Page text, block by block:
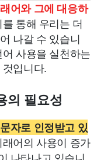
어와 그에 대응하
를 통해 우리는 더
나갈 수 있습니
사용을 실천하는
입니다.
의 필요성
자로 인정받고 있
어의 사용이 증가